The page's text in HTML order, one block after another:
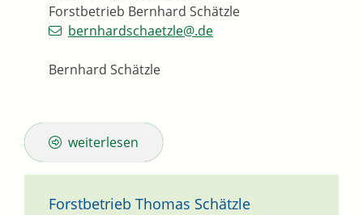
Forstbetrieb Bernhard Schätzle
bernhardschaetzle@.de
Bernhard Schätzle
weiterlesen
Forstbetrieb Thomas Schätzle